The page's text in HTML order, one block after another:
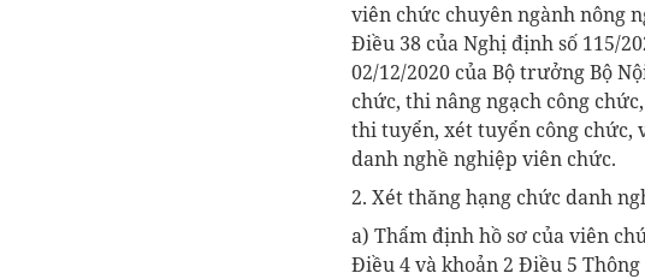
viên chức chuyên ngành nông
Điều 38 của Nghị định số 115/
02/12/2020 của Bộ trưởng Bộ
chức, thi nâng ngạch công
thi tuyển, xét tuyển công chức,
danh nghề nghiệp viên chức.
2. Xét thăng hạng chức danh
a) Thẩm định hồ sơ của viên
Điều 4 và khoản 2 Điều 5